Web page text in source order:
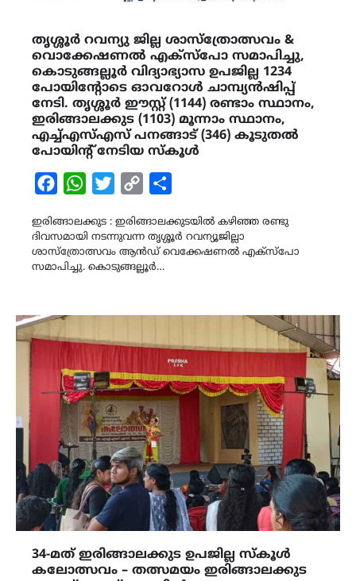
തൃശ്ശൂർ റവന്യു ജില്ല ശാസ്ത്രോത്സവം &
വൊക്കേഷണൽ എക്സ്പോ സമാപിച്ചു,
കൊടുങ്ങല്ലൂർ വിദ്യാഭ്യാസ ഉപജില്ല 1234
പോയിന്റോടെ ഓവറോൾ ചാമ്പ്യൻഷിപ്പ്
നേടി. തൃശ്ശൂർ ഈസ്റ്റ് (1144) രണ്ടാം സ്ഥാനം,
ഇരിങ്ങാലക്കുട (1103) മൂന്നാം സ്ഥാനം,
എച്ച്എസ്എസ് പനങ്ങാട് (346) കൂടുതൽ
പോയിന്റ് നേടിയ സ്കൂൾ
FacebookWhatsAppTwitterCopy
ഇരിങ്ങാലക്കുട : ഇരിങ്ങാലക്കുടയിൽ കഴിഞ്ഞ രണ്ടു
ദിവസമായി നടന്നുവന്ന തൃശ്ശൂർ റവന്യൂജില്ലാ
ശാസ്ത്രോത്സവം ആൻഡ് വെക്കേഷണൽ എക്സ്പോ
സമാപിച്ചു. കൊടുങ്ങല്ലൂർ…
34-മത് ഇരിങ്ങാലക്കുട ഉപജില്ല സ്കൂൾ
കലോത്സവം – തത്സമയം ഇരിങ്ങാലക്കുട